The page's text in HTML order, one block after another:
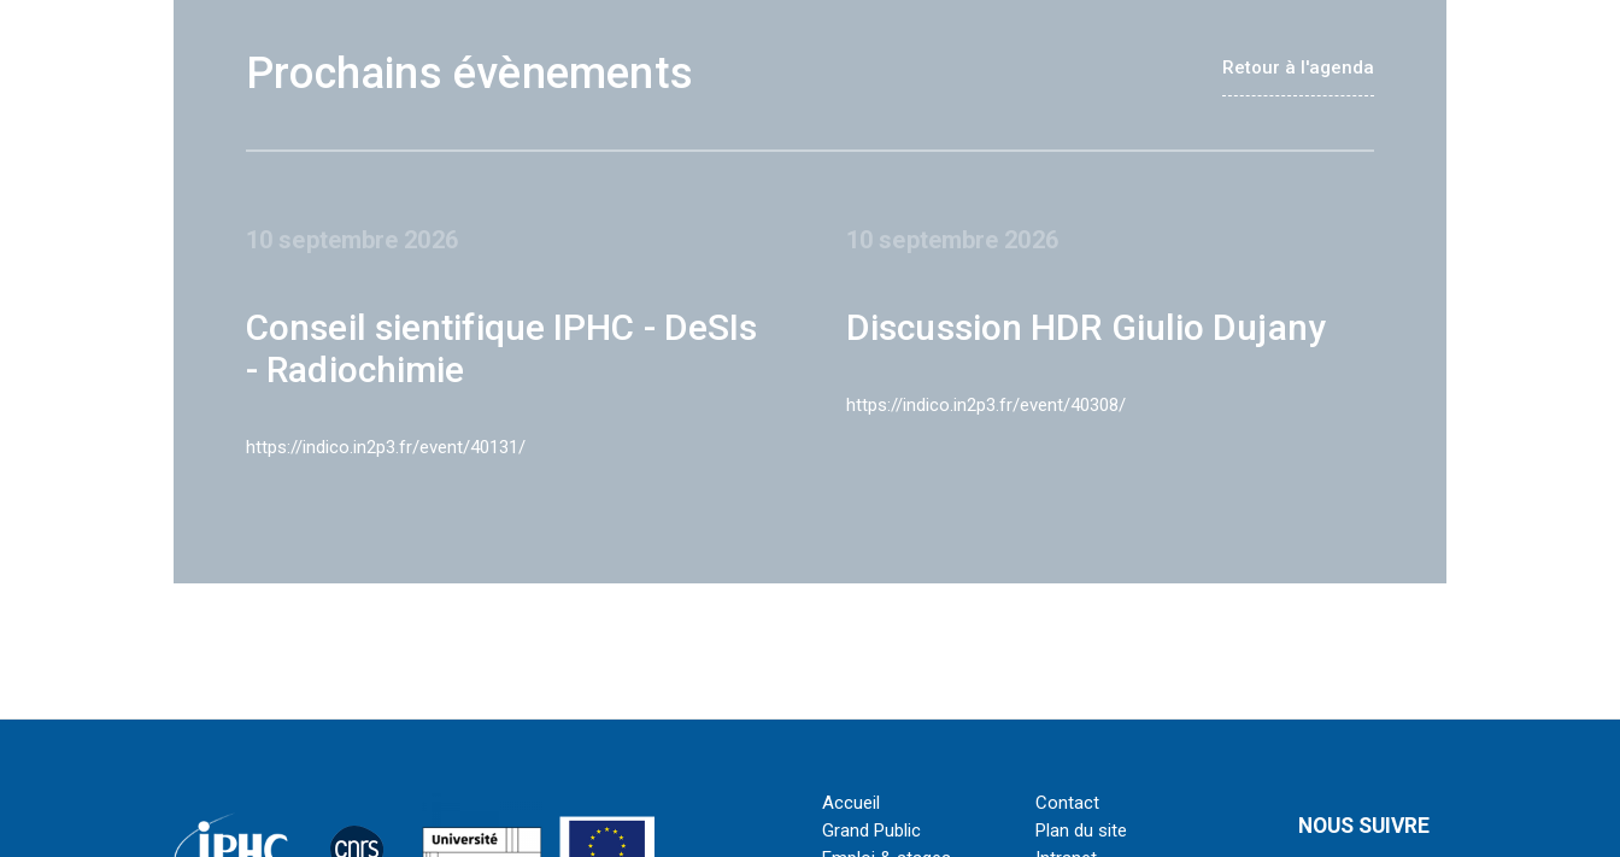
Prochains évènements Retour à l'agenda
10 septembre 2026
Conseil sientifique IPHC - DeSIs
- Radiochimie
https://indico.in2p3.fr/event/40131/
10 septembre 2026
Discussion HDR Giulio Dujany
https://indico.in2p3.fr/event/40308/
Accueil
Grand Public
Contact
Plan du site
NOUS SUIVRE